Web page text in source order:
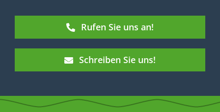
Rufen Sie uns an!
Schreiben Sie uns!